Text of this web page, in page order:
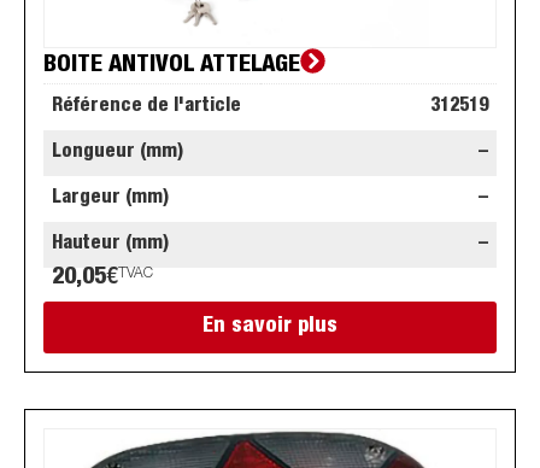
BOITE ANTIVOL ATTELAGE
Référence de l'article 312519
Longueur (mm) –
Largeur (mm) –
Hauteur (mm) –
20,05€ TVAC
En savoir plus